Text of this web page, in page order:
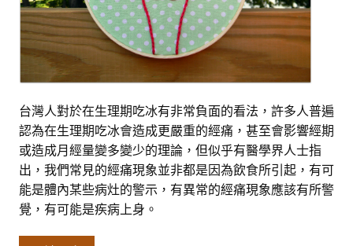
台灣人對於在生理期吃冰有非常負面的看法，許多人普遍
認為在生理期吃冰會造成更嚴重的經痛，甚至會影響經期
或造成月經量變多變少的理論，但似乎有醫學界人士指
出，我們常見的經痛現象並非都是因為飲食所引起，有可
能是體內某些病灶的警示，有異常的經痛現象應該有所警
覺，有可能是疾病上身。